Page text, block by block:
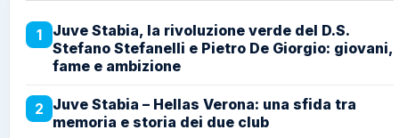
1
Juve Stabia, la rivoluzione verde del D.S.
Stefano Stefanelli e Pietro De Giorgio: giovani,
fame e ambizione
2 Juve Stabia – Hellas Verona: una sfida tra
memoria e storia dei due club